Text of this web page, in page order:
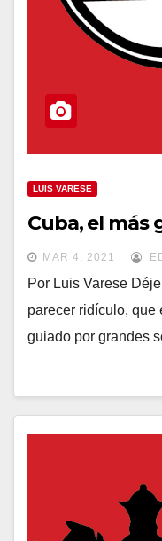
LUIS VARESE
Cuba, el más
MAR 4, 2021
Por Luis Varese
parecer ridículo, que
guiado por grandes